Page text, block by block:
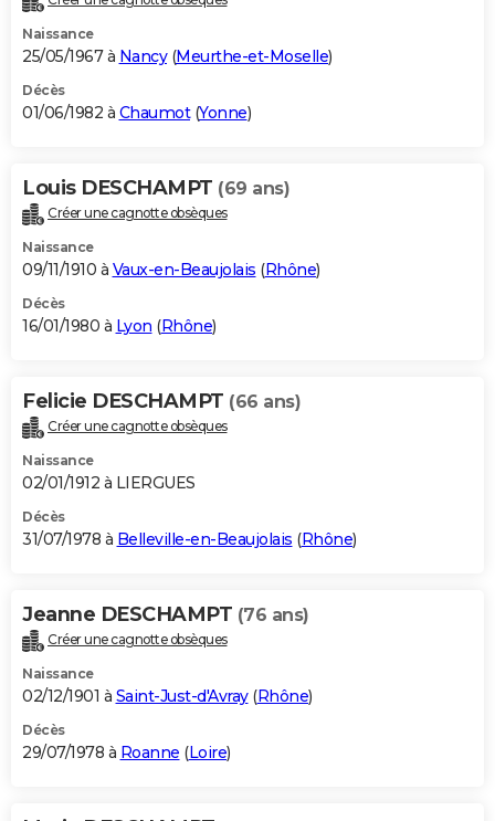
Naissance
25/05/1967 à Nancy(Meurthe-et-Moselle)
Décès
01/06/1982 à Chaumot(Yonne)
Louis DESCHAMPT (69 ans)
Créer une cagnotte obsèques
Naissance
09/11/1910 à Vaux-en-Beaujolais (Rhône)
Décès
16/01/1980 à Lyon (Rhône)
Felicie DESCHAMPT (66 ans)
Créer une cagnotte obsèques
Naissance
02/01/1912 à LIERGUES
Décès
31/07/1978 à Belleville-en-Beaujolais (Rhône)
Jeanne DESCHAMPT (76 ans)
Créer une cagnotte obsèques
Naissance
02/12/1901 à Saint-Just-d'Avray(Rhône)
Décès
29/07/1978 à Roanne (Loire)